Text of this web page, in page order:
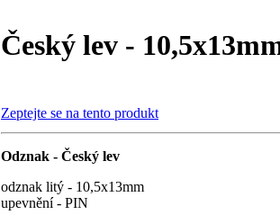
Český lev -
Zeptejte se na tento produkt
Odznak - Český lev
odznak litý - 10,5x13mm
upevnění - PIN